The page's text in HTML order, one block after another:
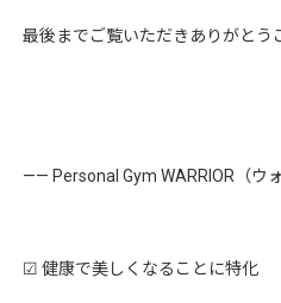
最後までご覧いただきありがとう
—— Personal Gym WARRIOR（ウ
☑︎ 健康で美しくなることに特化